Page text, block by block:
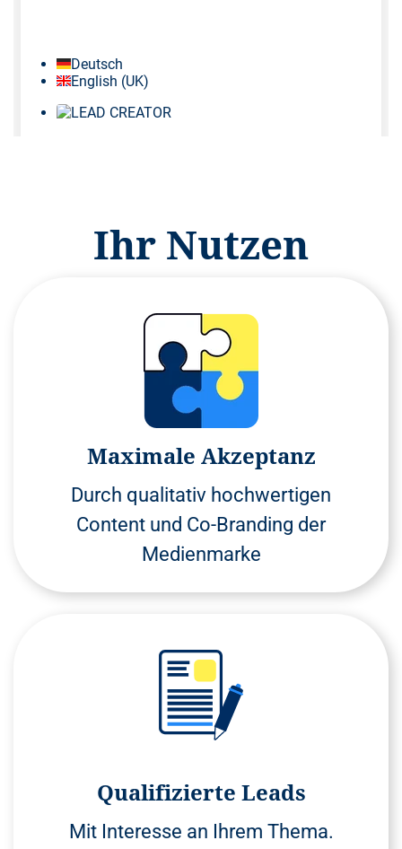
Ihr Nutzen
Maximale Akzeptanz
Durch qualitativ hochwertigen
Content und Co-Branding der
Medienmarke
Qualifizierte Leads
Mit Interesse an Ihrem Thema.